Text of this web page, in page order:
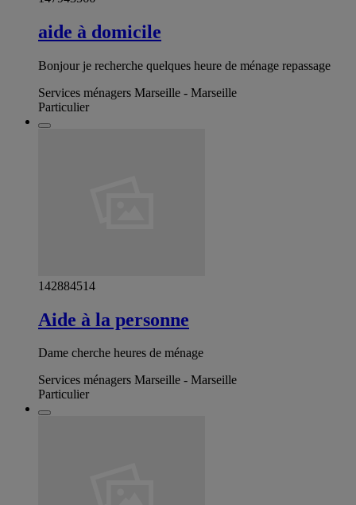
aide à domicile
Bonjour je recherche quelques heure de ménage repassage
Services ménagers Marseille - Marseille
Particulier
142884514
Aide à la personne
Dame cherche heures de ménage
Services ménagers Marseille - Marseille
Particulier